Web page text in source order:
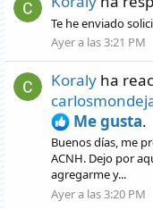
Te he enviado
Ayer a las 3:21 PM
Koraly ha
Me gusta.
Buenos días, me
ACNH. Dejo por
agregarme y...
Ayer a las 3:20 PM